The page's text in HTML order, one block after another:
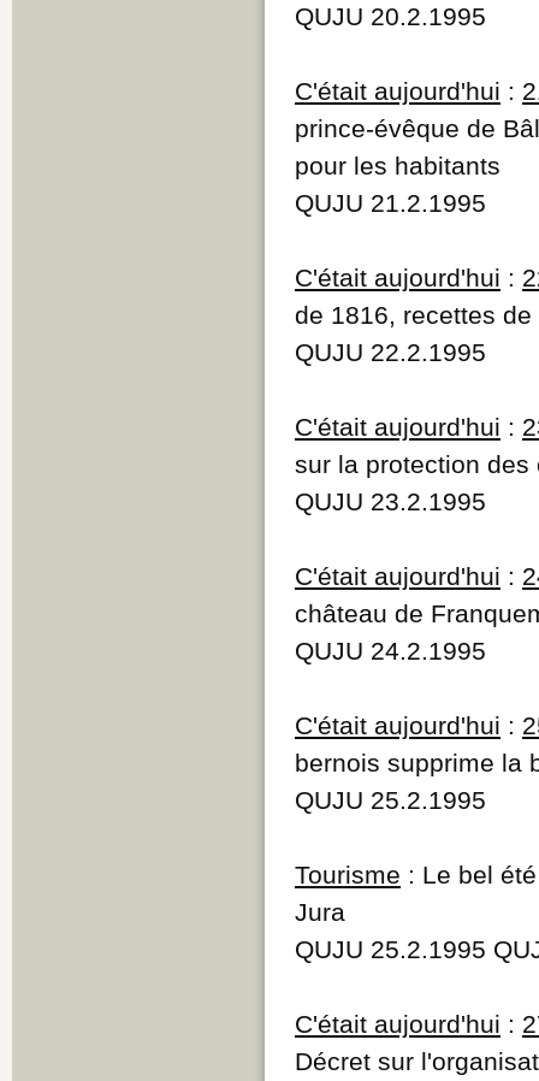
QUJU 20.2.1995
C'était aujourd'hui :
prince-évêque de
pour les habitants
QUJU 21.2.1995
C'était aujourd'hui :
de 1816, recettes
QUJU 22.2.1995
C'était aujourd'hui :
sur la protection des
QUJU 23.2.1995
C'était aujourd'hui :
château de
QUJU 24.2.1995
C'était aujourd'hui :
bernois supprime la
QUJU 25.2.1995
Tourisme : Le bel
Jura
QUJU 25.2.1995
C'était aujourd'hui :
Décret sur